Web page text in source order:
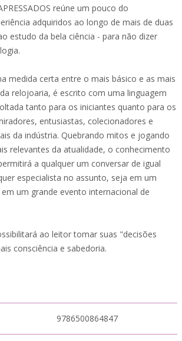
reúne um pouco do
adquiridos ao longo de mais de duas
estudo da bela ciência - para não dizer
medida certa entre o mais básico e as mais
relojoaria, é escrito com uma linguagem
tanto para os iniciantes quanto para os
entusiastas, colecionadores e
da indústria. Quebrando mitos e jogando
relevantes da atualidade, o conhecimento
a qualquer um conversar de igual
especialista no assunto, seja em um
um grande evento internacional de
ao leitor tomar suas "decisões
consciência e sabedoria.
9786500864847